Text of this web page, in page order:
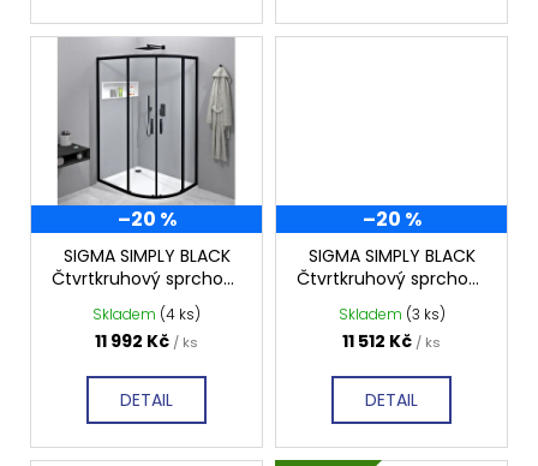
–20 %
SIGMA SIMPLY BLACK
Čtvrtkruhový sprchový
kout 1200x900 mm,
čiré sklo, GS1290B
Skladem (4 ks)
11 992 Kč / ks
DETAIL
–20 %
SIGMA SIMPLY BLACK
Čtvrtkruhový sprchový
kout 1000x1000 mm,
čiré sklo, GS5510B
Skladem (3 ks)
11 512 Kč / ks
DETAIL